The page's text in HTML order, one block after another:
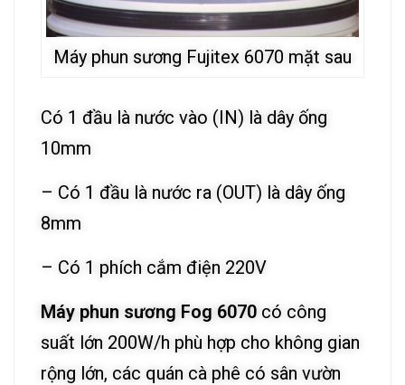
Máy phun sương Fujitex 6070 mặt sau
Có 1 đầu là nước vào (IN) là dây ống
10mm
– Có 1 đầu là nước ra (OUT) là dây ống
8mm
– Có 1 phích cắm điện 220V
Máy phun sương Fog 6070 có công
suất lớn 200W/h phù hợp cho không gian
rộng lớn, các quán cà phê có sân vườn